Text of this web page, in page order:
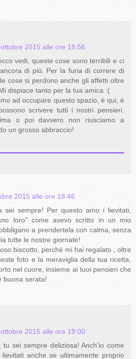
2015 alle ore 18:56
vedi, queste cose sono terribili e ci
di più. Per la furia di correre di
cose si perdono anche gli affetti oltre
dispiace tanto per la tua amica :(
ad occupare questo spazio, è qui, è
scrivere tutti i nostri pensieri.
o poi davvero non riusciamo a
un grosso abbraccio!
2015 alle ore 18:46
sei sempre! Per questo amo i lievitati,
loro" come avevo scritto in un mio
a prendertela con calma, senza
tutte le nostre giornate!
biscotto, perchè mi hai regalato , oltre
foto e la meraviglia della tua ricetta,
nel cuore, insieme ai tuoi pensieri che
buona serata!
2015 alle ore 19:00
tu sei sempre deliziosa! Anch'io come
anche se ultimamente proprio